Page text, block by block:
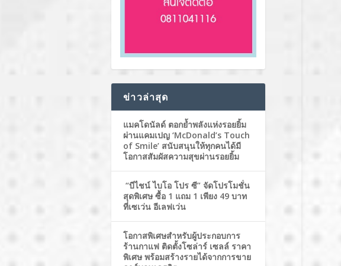
ข่าวล่าสุด
แมคโดนัลด์ ตอกย้ำพลังแห่งรอยยิ้ม
ผ่านแคมเปญ ‘McDonald’s Touch
of Smile’ สนับสนุนให้ทุกคนได้มี
โอกาสสัมผัสความสุขผ่านรอยยิ้ม
“บีไชน์ ไบโอ โปร ซี” จัดโปรโมชั่น
สุดพิเศษ ซื้อ 1 แถม 1 เพียง 49 บาท
ที่เซเว่น อีเลฟเว่น
โอกาสพิเศษสำหรับผู้ประกอบการ
ร้านกาแฟ ติดตั้งโซล่าร์ เซลล์ ราคา
พิเศษ พร้อมสร้างรายได้จากการขาย